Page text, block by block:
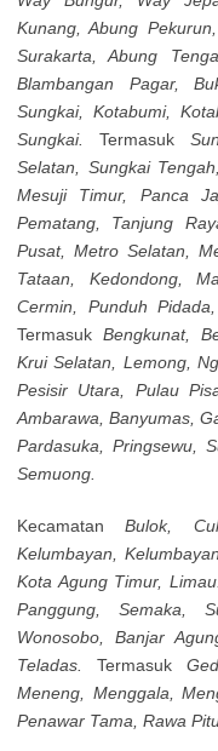
Kunang, Abung
Surakarta, Abung
Blambangan Pagar,
Sungkai, Kotabumi,
Sungkai. Termasuk
Selatan, Sungkai
Mesuji Timur, Panca
Pematang, Tanjung
Pusat, Metro Selatan,
Tataan, Kedondong,
Cermin, Punduh
Termasuk Bengkunat,
Krui Selatan, Lemong,
Pesisir Utara, Pulau
Ambarawa, Banyumas,
Pardasuka, Pringsewu,
Semuong.
KecamatanBulok,
Kelumbayan,
Kota Agung Timur, Limau.
Panggung, Semaka,
Wonosobo, Banjar
Teladas.Termasuk
Meneng, Menggala,
Penawar Tama, Rawa